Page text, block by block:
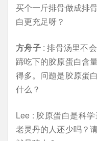
买个一斤排骨做成排
白更充足呀？
方舟子: 排骨汤里不
蹄吃下的胶原蛋白含
得多。问题是胶原蛋
什么？
Lee : 胶原蛋白是科
老灵丹的人还少吗？